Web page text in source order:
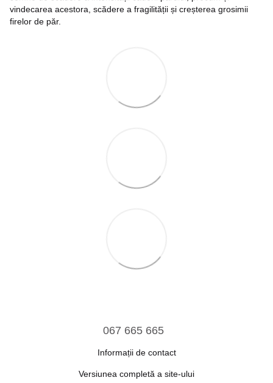
vindecarea acestora, scădere a fragilității și creșterea grosimii
firelor de păr.
067 665 665
Informații de contact
Versiunea completă a site-ului